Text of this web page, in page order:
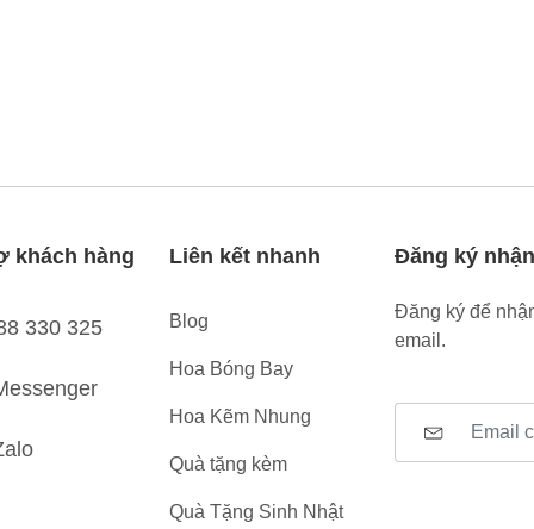
khách hàng
330 325
Liên kết nhanh
Blog
Hoa Bóng Bay
Hoa Kẽm Nhung
Quà tặng kèm
Quà Tặng Sinh Nhật
Đăng ký
Đăng ký để
email.